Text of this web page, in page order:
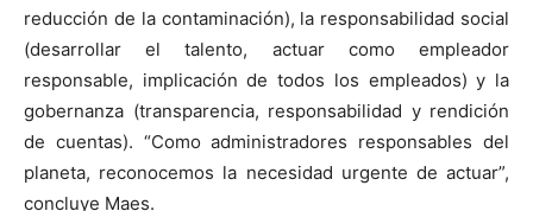
reducción de la contaminación), la responsabilidad social
(desarrollar el talento, actuar como empleador
responsable, implicación de todos los empleados) y la
gobernanza (transparencia, responsabilidad y rendición
de cuentas). “Como administradores responsables del
planeta, reconocemos la necesidad urgente de actuar”,
concluye Maes.